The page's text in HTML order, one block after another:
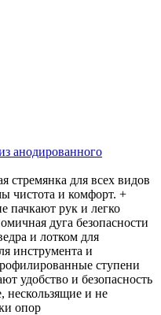
анодированного
стремянка для всех видов
чистота и комфорт. +
пачкают рук и легко
дуга безопасности
и лотком для
инструмента и
ступени
удобство и безопасность
нескользящие и не
опор